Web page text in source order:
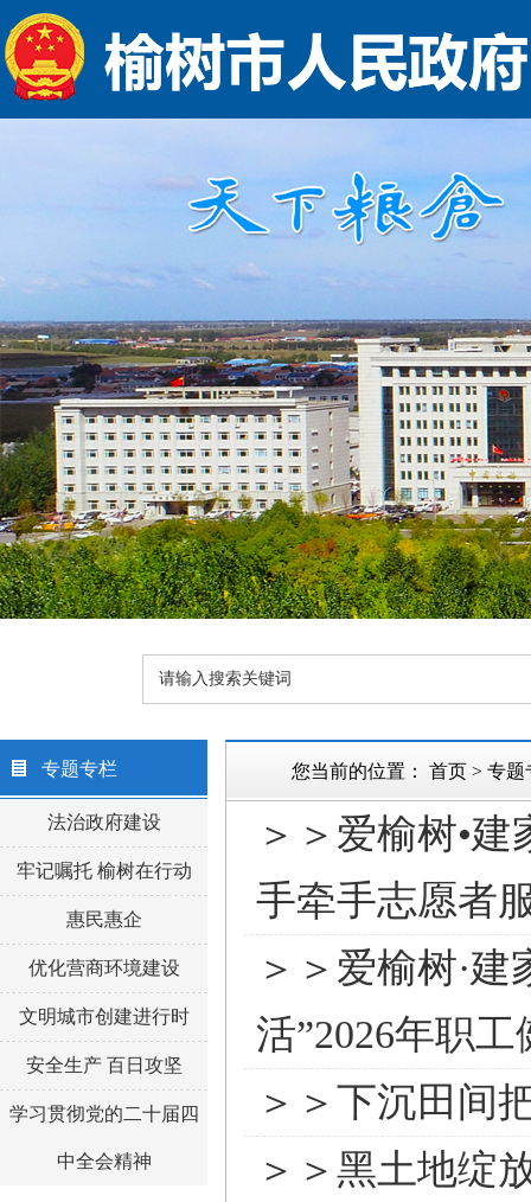
专题专栏
法治政府建设
牢记嘱托 榆树在行动
惠民惠企
优化营商环境建设
文明城市创建进行时
安全生产 百日攻坚
学习贯彻党的二十届四
中全会精神
您当前的位置： 首页 > 专题
＞＞爱榆树•
手牵手志愿者
＞＞爱榆树·
活”2026年职
＞＞下沉田间
＞＞黑土地绽